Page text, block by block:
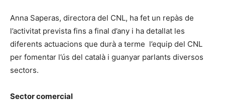
Anna Saperas, directora del CNL, ha fet un repàs de
l’activitat prevista fins a final d’any i ha detallat les
diferents actuacions que durà a terme l’equip del CNL
per fomentar l’ús del català i guanyar parlants diversos
sectors.
Sector comercial